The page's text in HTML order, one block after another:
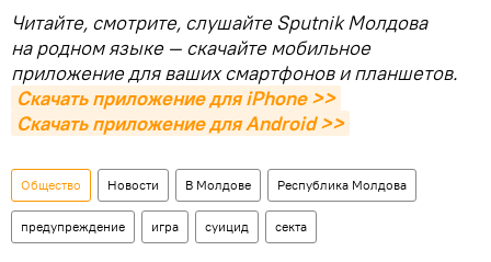
Читайте, смотрите, слушайте Sputnik Молдова
на родном языке — скачайте мобильное
приложение для ваших смартфонов и планшетов.
Скачать приложение для iPhone >>
Скачать приложение для Android >>
Общество Новости В Молдове Республика Молдова
предупреждение игра суицид секта